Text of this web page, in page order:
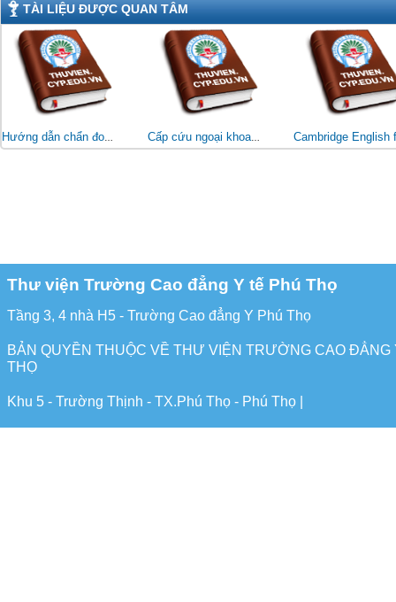
TÀI LIỆU ĐƯỢC QUAN TÂM
Thư viện Trường Cao đẳng Y tế Phú Thọ
Tầng 3, 4 nhà H5 - Trường Cao đẳng Y Phú Thọ
BẢN QUYỀN THUỘC VỀ THƯ VIỆN TRƯỜNG CAO ĐẲNG
THỌ
Khu 5 - Trường Thịnh - TX.Phú Thọ - Phú Thọ |